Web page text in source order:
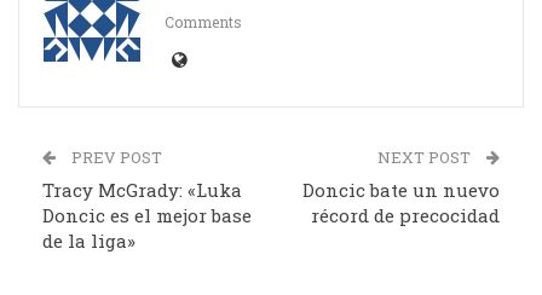
Comments
PREV POST
Tracy McGrady: «Luka
Doncic es el mejor base
de la liga»
NEXT POST
Doncic bate un nuevo
récord de precocidad